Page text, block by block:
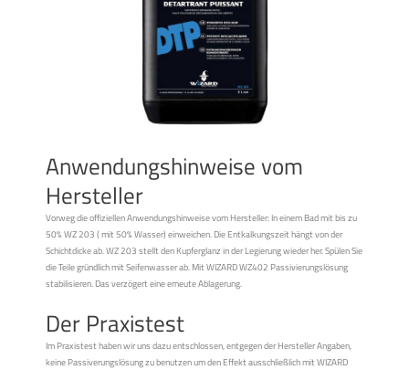
Anwendungshinweise vom
Hersteller
Vorweg die offiziellen Anwendungshinweise vom Hersteller: In einem Bad mit bis zu
50% WZ 203 ( mit 50% Wasser) einweichen. Die Entkalkungszeit hängt von der
Schichtdicke ab. WZ 203 stellt den Kupferglanz in der Legierung wieder her. Spülen Sie
die Teile gründlich mit Seifenwasser ab. Mit WIZARD WZ402 Passivierungslösung
stabilisieren. Das verzögert eine erneute Ablagerung.
Der Praxistest
Im Praxistest haben wir uns dazu entschlossen, entgegen der Hersteller Angaben,
keine Passiverungslösung zu benutzen um den Effekt ausschließlich mit WIZARD